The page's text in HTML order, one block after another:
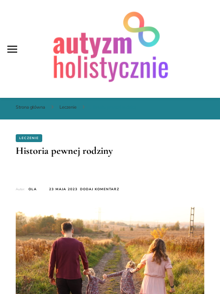
Autyzm Holistycznie
Strona główna Leczenie
LECZENIE
Historia pewnej rodziny
Autor: OLA 23 MAJA 2023 DODAJ KOMENTARZ